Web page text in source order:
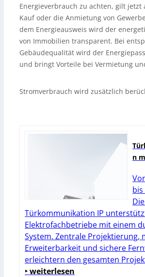
Energieverbrauch zu achten, gilt jetzt
Kauf oder die Anmietung von
dem Energieausweis wird der
von Immobilien transparent. Bei
Gebäudequalität wird der
und bringt Vorteile bei Vermietung
Stromverbrauch wird zusätzlich
n
Türkommunikation IP
Elektrofachbetriebe mit einem
System. Zentrale Projektierung,
Erweiterbarkeit und sichere
erleichtern den gesamten
‣ weiterlesen